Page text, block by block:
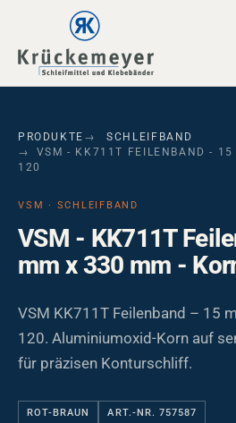
Skip to main navigation
Skip to main content
Skip to page footer
PRODUKTE
SCHLEIFBAND
VSM - KK711T FEILENBAND -
120
VSM · SCHLEIFBAND
VSM - KK711T
mm x 330 mm -
VSM KK711T Feilenband – 15
120. Aluminiumoxid-Korn auf
für präzisen Konturschliff.
ROT-BRAUN ART.-NR. 757587